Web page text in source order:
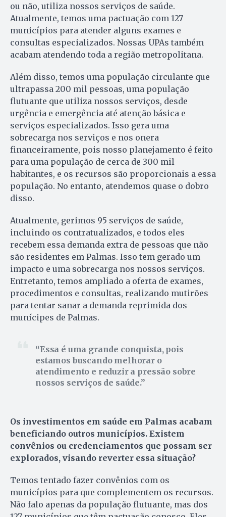
ou não, utiliza nossos serviços de saúde.
Atualmente, temos uma pactuação com 127
municípios para atender alguns exames e
consultas especializados. Nossas UPAs também
acabam atendendo toda a região metropolitana.
Além disso, temos uma população circulante que
ultrapassa 200 mil pessoas, uma população
flutuante que utiliza nossos serviços, desde
urgência e emergência até atenção básica e
serviços especializados. Isso gera uma
sobrecarga nos serviços e nos onera
financeiramente, pois nosso planejamento é feito
para uma população de cerca de 300 mil
habitantes, e os recursos são proporcionais a essa
população. No entanto, atendemos quase o dobro
disso.
Atualmente, gerimos 95 serviços de saúde,
incluindo os contratualizados, e todos eles
recebem essa demanda extra de pessoas que não
são residentes em Palmas. Isso tem gerado um
impacto e uma sobrecarga nos nossos serviços.
Entretanto, temos ampliado a oferta de exames,
procedimentos e consultas, realizando mutirões
para tentar sanar a demanda reprimida dos
munícipes de Palmas.
Essa é uma grande conquista, pois
estamos buscando melhorar o
atendimento e reduzir a pressão sobre
nossos serviços de saúde.
Os investimentos em saúde em Palmas acabam
beneficiando outros municípios. Existem
convênios ou credenciamentos que possam ser
explorados, visando reverter essa situação?
Temos tentado fazer convênios com os
municípios para que complementem os recursos.
Não falo apenas da população flutuante, mas dos